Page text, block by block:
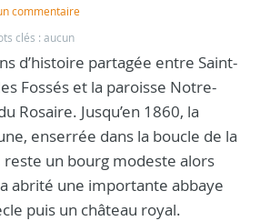
commentaire
clés : aucun
d’histoire partagée entre Saint-
Fossés et la paroisse Notre-
Rosaire. Jusqu’en 1860, la
enserrée dans la boucle de la
reste un bourg modeste alors
a abrité une importante abbaye
puis un château royal.